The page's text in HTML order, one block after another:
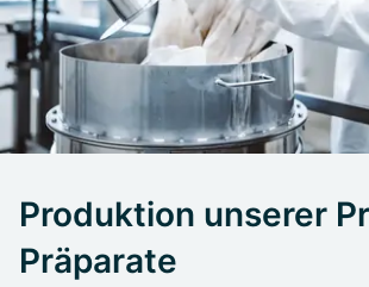
Produktion unserer
Präparate